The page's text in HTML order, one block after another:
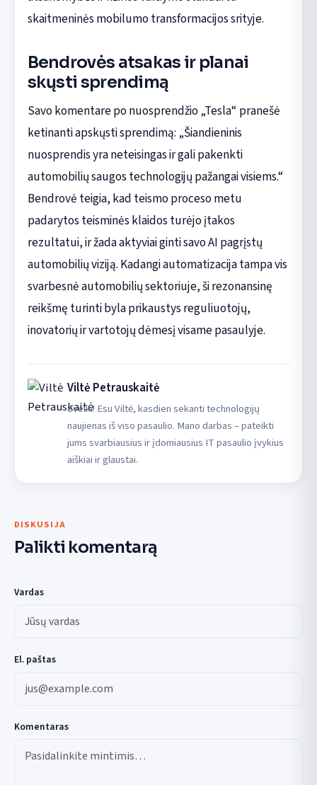
skaitmeninės mobilumo transformacijos srityje.
Bendrovės atsakas ir planai
skųsti sprendimą
Savo komentare po nuosprendžio „Tesla“ pranešė
ketinanti apskųsti sprendimą: „Šiandieninis
nuosprendis yra neteisingas ir gali pakenkti
automobilių saugos technologijų pažangai visiems.“
Bendrovė teigia, kad teismo proceso metu
padarytos teisminės klaidos turėjo įtakos
rezultatui, ir žada aktyviai ginti savo AI pagrįstų
automobilių viziją. Kadangi automatizacija tampa vis
svarbesnė automobilių sektoriuje, ši rezonansinę
reikšmę turinti byla prikaustys reguliuotojų,
inovatorių ir vartotojų dėmesį visame pasaulyje.
Viltė Petrauskaitė
Sveiki! Esu Viltė, kasdien sekanti technologijų
naujienas iš viso pasaulio. Mano darbas – pateikti
jums svarbiausius ir įdomiausius IT pasaulio įvykius
aiškiai ir glaustai.
DISKUSIJA
Palikti komentarą
Vardas
El. paštas
Komentaras